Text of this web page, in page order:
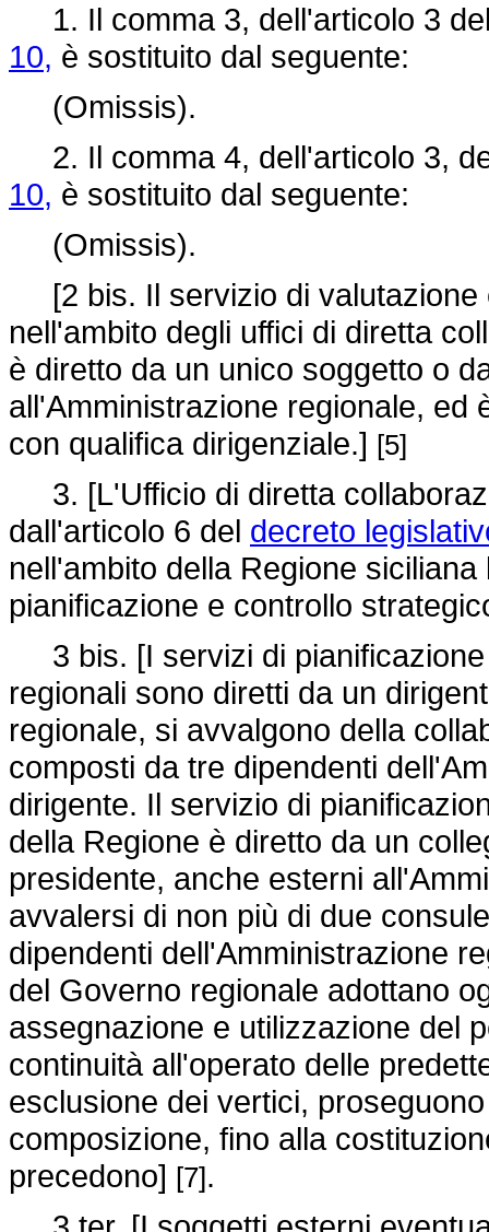
1. Il comma 3, dell'articolo 3
10, è sostituito dal seguente:
(Omissis).
2. Il comma 4, dell'articolo 3,
10, è sostituito dal seguente:
(Omissis).
[2 bis. Il servizio di valutazione
nell'ambito degli uffici di diretta
è diretto da un unico soggetto o
all'Amministrazione regionale, ed
con qualifica dirigenziale.] [5]
3. [L'Ufficio di diretta
dall'articolo 6 del decreto
nell'ambito della Regione
pianificazione e controllo
3 bis. [I servizi di pianificazione
regionali sono diretti da un
regionale, si avvalgono della
composti da tre dipendenti
dirigente. Il servizio di
della Regione è diretto da un
presidente, anche esterni
avvalersi di non più di due
dipendenti dell'Amministrazione
del Governo regionale adottano
assegnazione e utilizzazione del
continuità all'operato delle
esclusione dei vertici,
composizione, fino alla
precedono] [7].